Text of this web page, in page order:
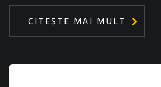
CITEȘTE MAI MULT